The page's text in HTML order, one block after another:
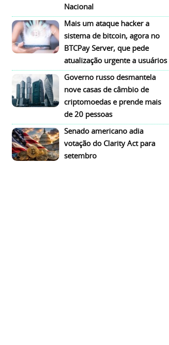
Nacional
Mais um ataque hacker a
sistema de bitcoin, agora no
BTCPay Server, que pede
atualização urgente a usuários
Governo russo desmantela
nove casas de câmbio de
criptomoedas e prende mais
de 20 pessoas
Senado americano adia
votação do Clarity Act para
setembro